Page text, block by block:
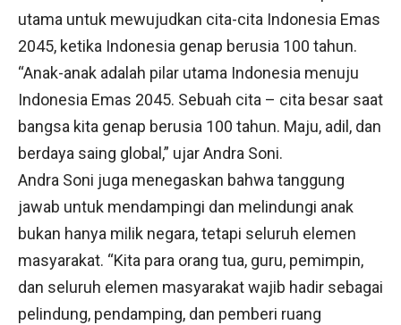
utama untuk mewujudkan cita-cita Indonesia Emas
2045, ketika Indonesia genap berusia 100 tahun.
“Anak-anak adalah pilar utama Indonesia menuju
Indonesia Emas 2045. Sebuah cita – cita besar saat
bangsa kita genap berusia 100 tahun. Maju, adil, dan
berdaya saing global,” ujar Andra Soni.
Andra Soni juga menegaskan bahwa tanggung
jawab untuk mendampingi dan melindungi anak
bukan hanya milik negara, tetapi seluruh elemen
masyarakat. “Kita para orang tua, guru, pemimpin,
dan seluruh elemen masyarakat wajib hadir sebagai
pelindung, pendamping, dan pemberi ruang